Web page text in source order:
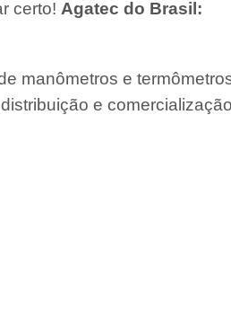
certo! Agatec do Brasil:
manômetros e
e comercialização